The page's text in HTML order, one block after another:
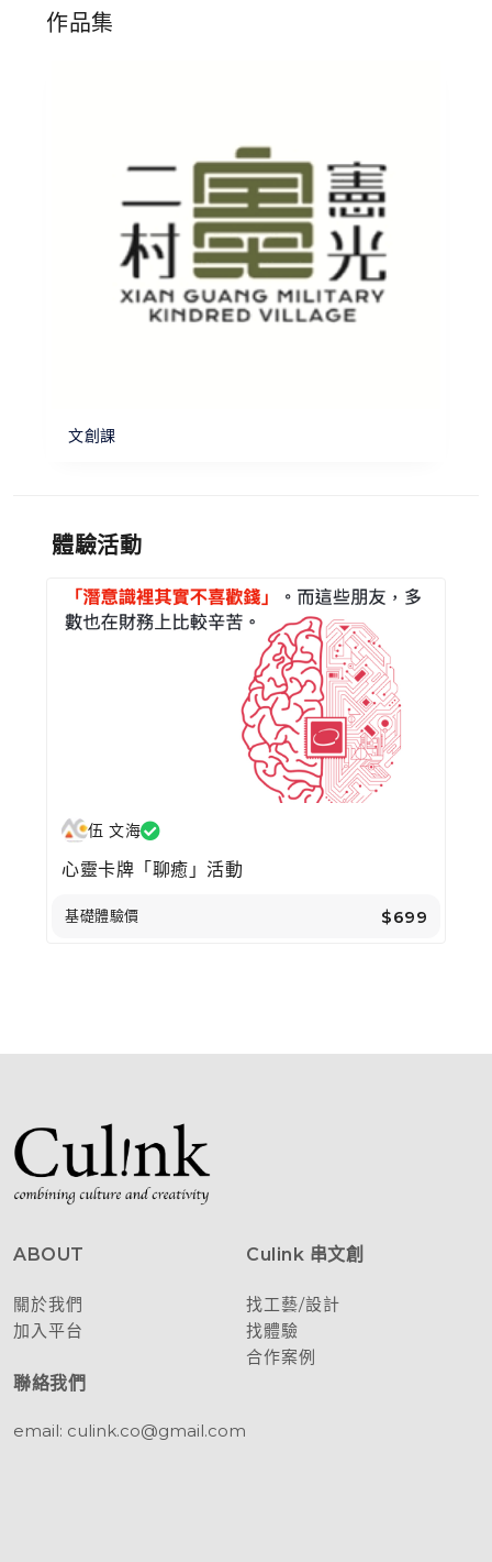
作品集
文創課
體驗活動
伍 文海
心靈卡牌「聊癒」活動
基礎體驗價 $699
ABOUT
關於我們
加入平台
Culink 串文創
找工藝/設計
找體驗
合作案例
聯絡我們
email: culink.co@gmail.com